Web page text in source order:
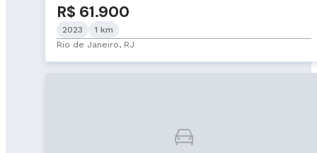
R$ 61.900
2023
1 km
Rio de Janeiro, RJ